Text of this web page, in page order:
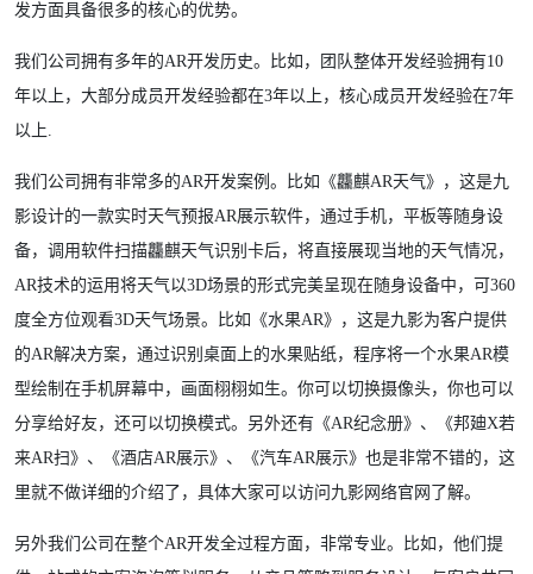
发方面具备很多的核心的优势。
我们公司拥有多年的AR开发历史。比如，团队整体开发经验拥有10
年以上，大部分成员开发经验都在3年以上，核心成员开发经验在7年
以上.
我们公司拥有非常多的AR开发案例。比如《龘麒AR天气》，这是九
影设计的一款实时天气预报AR展示软件，通过手机，平板等随身设
备，调用软件扫描龘麒天气识别卡后，将直接展现当地的天气情况，
AR技术的运用将天气以3D场景的形式完美呈现在随身设备中，可360
度全方位观看3D天气场景。比如《水果AR》，这是九影为客户提供
的AR解决方案，通过识别桌面上的水果贴纸，程序将一个水果AR模
型绘制在手机屏幕中，画面栩栩如生。你可以切换摄像头，你也可以
分享给好友，还可以切换模式。另外还有《AR纪念册》、《邦廸X若
来AR扫》、《酒店AR展示》、《汽车AR展示》也是非常不错的，这
里就不做详细的介绍了，具体大家可以访问九影网络官网了解。
另外我们公司在整个AR开发全过程方面，非常专业。比如，他们提